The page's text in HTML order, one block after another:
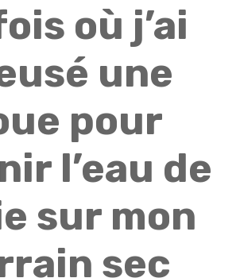
où j’ai
une
pour
l’eau de
sur mon
sec